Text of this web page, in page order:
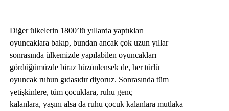
Diğer ülkelerin 1800’lü yıllarda yaptıkları
oyuncaklara bakıp, bundan ancak çok uzun yıllar
sonrasında ülkemizde yapılabilen oyuncakları
gördüğümüzde biraz hüzünlensek de, her türlü
oyuncak ruhun gıdasıdır diyoruz. Sonrasında tüm
yetişkinlere, tüm çocuklara, ruhu genç
kalanlara, yaşını alsa da ruhu çocuk kalanlara mutlaka